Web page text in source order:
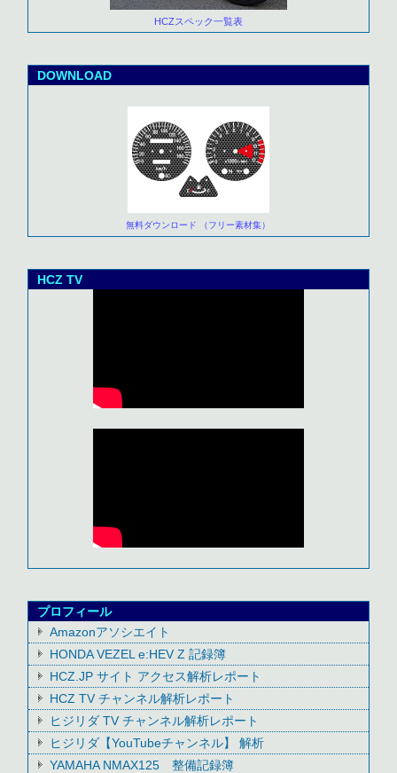
HCZスペック一覧表
DOWNLOAD
無料ダウンロード （フリー素材集）
HCZ TV
プロフィール
Amazonアソシエイト
HONDA VEZEL e:HEV Z 記録簿
HCZ.JP サイト アクセス解析レポート
HCZ TV チャンネル解析レポート
ヒジリダ TV チャンネル解析レポート
ヒジリダ【YouTubeチャンネル】 解析
YAMAHA NMAX125 整備記録簿